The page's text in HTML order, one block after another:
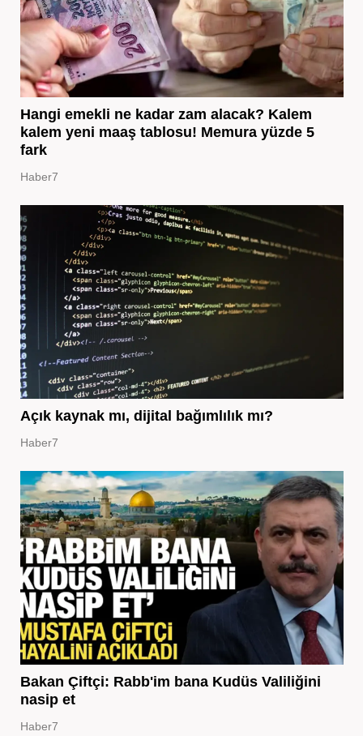
Hangi emekli ne kadar zam alacak? Kalem
kalem yeni maaş tablosu! Memura yüzde 5
fark
Haber7
Açık kaynak mı, dijital bağımlılık mı?
Haber7
Bakan Çiftçi: Rabb'im bana Kudüs Valiliğini
nasip et
Haber7